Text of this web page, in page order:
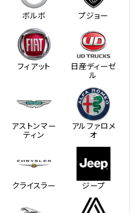
ボルボ プジョー
フィアット 日産ディーゼ
ル
アストンマー
ティン
アルファロメ
オ
クライスラー ジープ